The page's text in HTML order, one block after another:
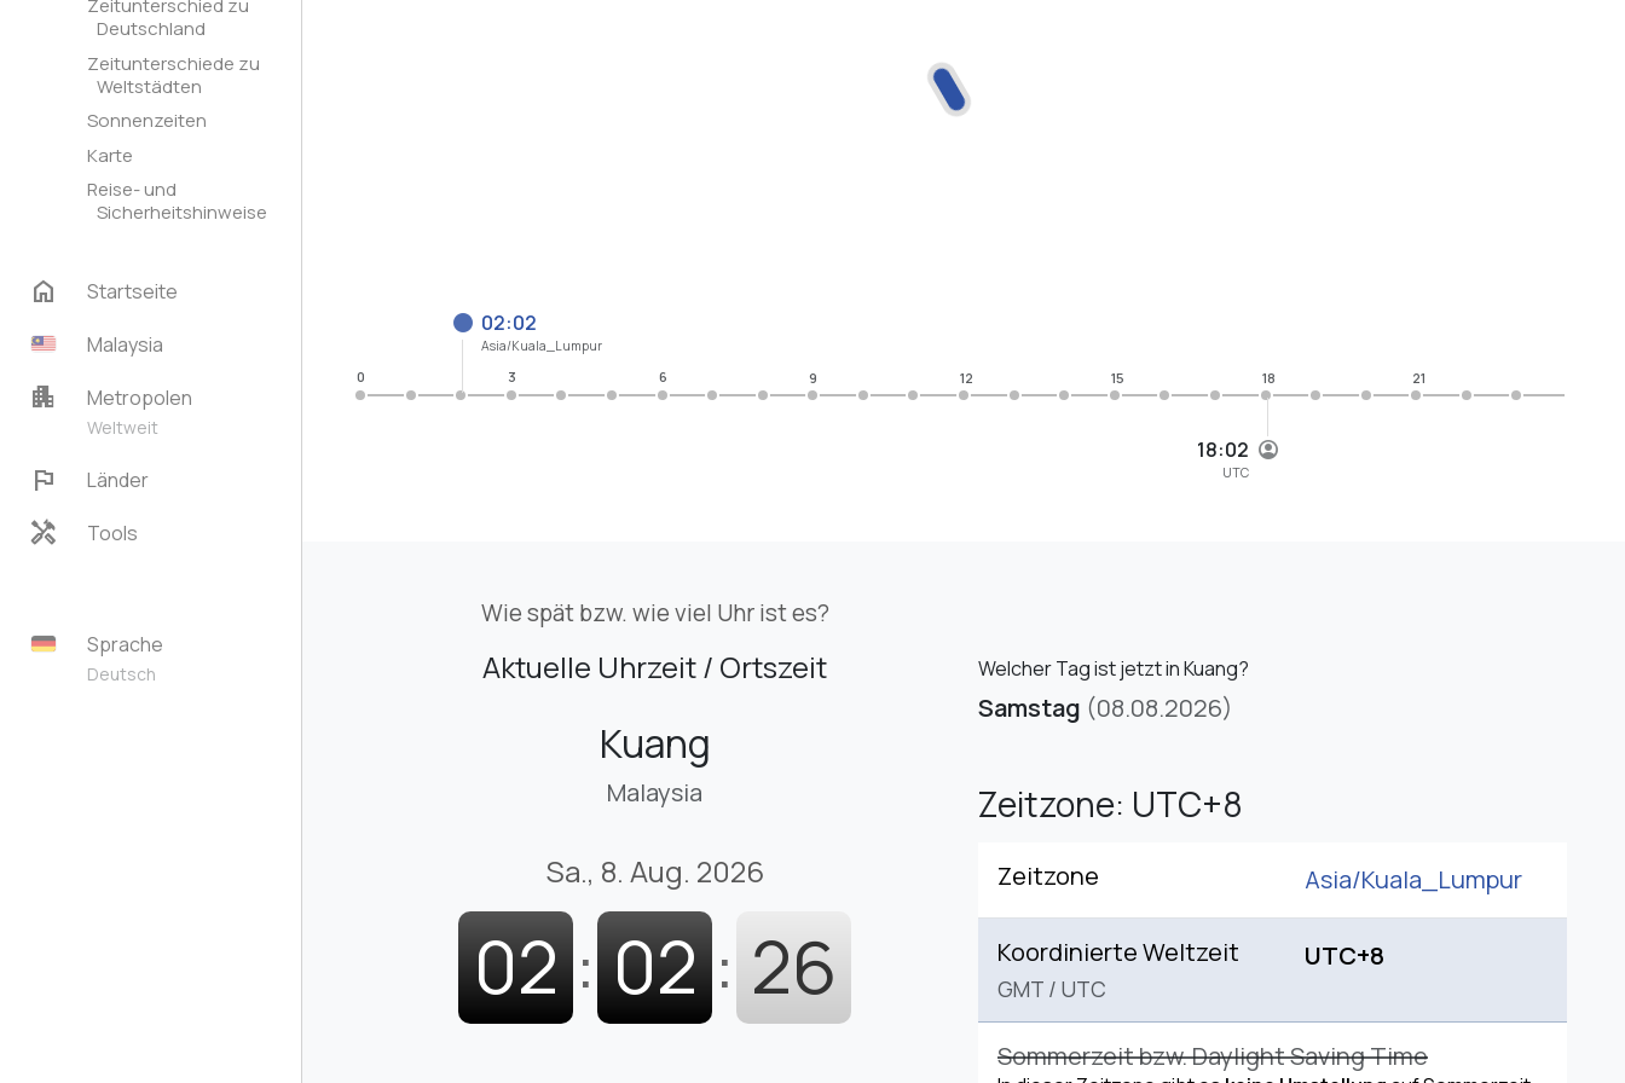
Zeitunterschied zu
Deutschland
Zeitunterschiede zu
Weltstädten
Sonnenzeiten
Karte
Reise- und
Sicherheitshinweise
home
Startseite
Malaysia
apartment Metropolen
Weltweit
flag Länder
handyman Tools
Sprache
Deutsch
18:02
UTC
02:02
Asia/Kuala_Lumpur
0 3 6 9 12 15 18 21
Wie spät bzw. wie viel Uhr ist es?
Aktuelle Uhrzeit / Ortszeit
Kuang
Malaysia
Sa., 8. Aug. 2026
02 : 02 : 27
Welcher Tag ist jetzt in Kuang?
Samstag (08.08.2026)
Zeitzone: UTC+8
Zeitzone Asia/Kuala_Lumpur
Koordinierte Weltzeit
GMT / UTC
UTC+8
Sommerzeit bzw. Daylight Saving Time